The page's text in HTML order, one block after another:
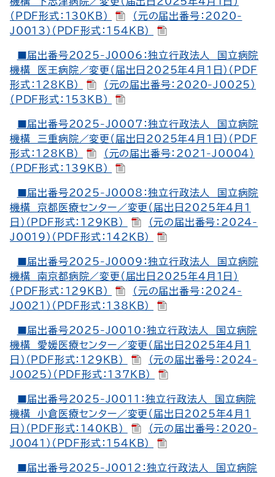
（PDF形式：130KB）
（元の届出番号：2020-
J0013）（PDF形式：154KB）
■届出番号2025-J0006：独立行政法人 国立病院
機構 医王病院／変更（届出日2025年4月1日）（PDF
形式：128KB）
（元の届出番号：2020-J0025）
（PDF形式：153KB）
■届出番号2025-J0007：独立行政法人 国立病院
機構 三重病院／変更（届出日2025年4月1日）（PDF
形式：128KB）
（元の届出番号：2021-J0004）
（PDF形式：139KB）
■届出番号2025-J0008：独立行政法人 国立病院
機構 京都医療センター／変更（届出日2025年4月1
日）（PDF形式：129KB）
（元の届出番号：2024-
J0019）（PDF形式：142KB）
■届出番号2025-J0009：独立行政法人 国立病院
機構 南京都病院／変更（届出日2025年4月1日）
（PDF形式：129KB）
（元の届出番号：2024-
J0021）（PDF形式：138KB）
■届出番号2025-J0010：独立行政法人 国立病院
機構 愛媛医療センター／変更（届出日2025年4月1
日）（PDF形式：129KB）
（元の届出番号：2024-
J0025）（PDF形式：137KB）
■届出番号2025-J0011：独立行政法人 国立病院
機構 小倉医療センター／変更（届出日2025年4月1
日）（PDF形式：140KB）
（元の届出番号：2020-
J0041）（PDF形式：154KB）
■届出番号2025-J0012：独立行政法人 国立病院